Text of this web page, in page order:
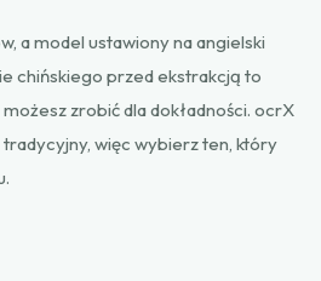
a model ustawiony na angielski
chińskiego przed ekstrakcją to
zrobić dla dokładności. ocrX
więc wybierz ten, który